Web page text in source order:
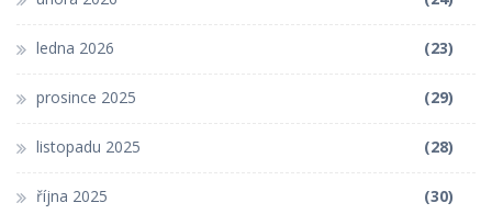
ledna 2026 (23)
prosince 2025 (29)
listopadu 2025 (28)
října 2025 (30)